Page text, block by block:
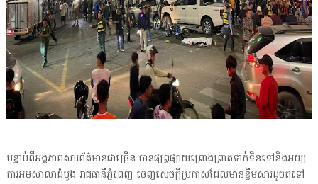
បន្ទាប់ពីអង្គភាពសារព័ត៌មានជាច្រើន បានផ្សព្វផ្សាយព្រោងព្រាតទាក់ទិនទៅនិងអយ្យ
ការអមសាលាដំបូង រាជធានីភ្នំពេញ ចេញសេចក្តីប្រកាសដែលមានខ្លឹមសារដូចតទៅ